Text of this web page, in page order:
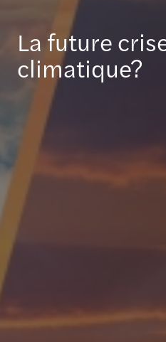
La future
climatique?